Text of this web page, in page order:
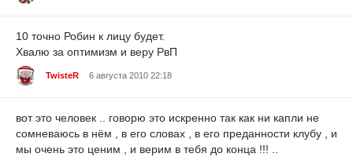
10 точно Робин к лицу будет.
Хвалю за оптимизм и веру РвП
TwisteR 6 августа 2010 22:18
вот это человек .. говорю это искренно так как ни капли не
сомневаюсь в нём , в его словах , в его преданности клубу , и
мы очень это ценим , и верим в тебя до конца !!! ..